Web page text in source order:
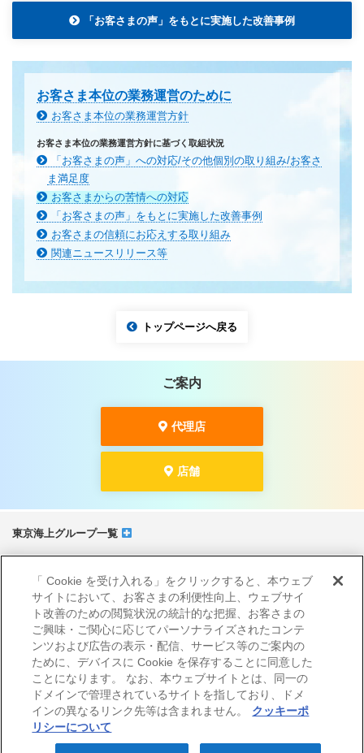
「お客さまの声」をもとに実施した改善事例
お客さま本位の業務運営のために
お客さま本位の業務運営方針
お客さま本位の業務運営方針に基づく取組状況
「お客さまの声」への対応/その他個別の取り組み/お客さ
ま満足度
お客さまからの苦情への対応
「お客さまの声」をもとに実施した改善事例
お客さまの信頼にお応えする取り組み
関連ニュースリリース等
トップページへ戻る
ご案内
代理店
店舗
東京海上グループ一覧
サイトマップ
当サイトのご利用にあたって
勧誘方針
プライバシーポリシー（個人情報のお取扱いについて）
© Nisshin Fire & Marine Insurance Co.,Ltd.
「 Cookie を受け入れる」をクリックすると、本ウェブ
サイトにおいて、お客さまの利便性向上、ウェブサイ
ト改善のための閲覧状況の統計的な把握、お客さまの
ご興味・ご関心に応じてパーソナライズされたコンテ
ンツおよび広告の表示・配信、サービス等のご案内の
ために、デバイスに Cookie を保存することに同意した
ことになります。 なお、本ウェブサイトとは、同一の
ドメインで管理されているサイトを指しており、ドメ
インの異なるリンク先等は含まれません。
クッキーポ
リシーについて